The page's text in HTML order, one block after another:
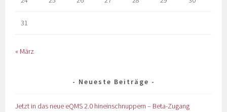
31
« März
Neueste Beiträge
Jetzt in das neue eQMS 2.0 hineinschnuppern – Beta-Zugang